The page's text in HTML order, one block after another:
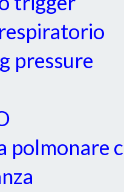
pressure
polmonare